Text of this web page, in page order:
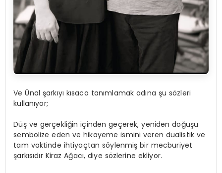
Ve Ünal şarkıyı kısaca tanımlamak adına şu sözleri
kullanıyor;
Düş ve gerçekliğin içinden geçerek, yeniden doğuşu
sembolize eden ve hikayeme ismini veren dualistik ve
tam vaktinde ihtiyaçtan söylenmiş bir mecburiyet
şarkısıdır Kiraz Ağacı, diye sözlerine ekliyor.